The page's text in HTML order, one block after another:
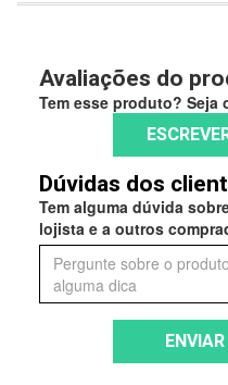
Avaliações do
Tem esse produto? Seja
Dúvidas dos
Tem alguma dúvida
lojista e a outros